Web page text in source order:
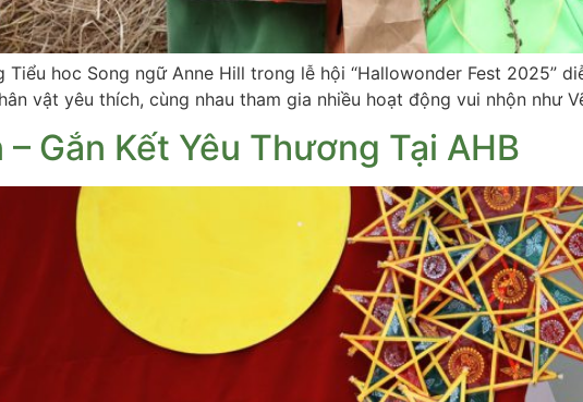
hoc Song ngữ Anne Hill trong lễ hội “Hallowonder Fest 2025”
vật yêu thích, cùng nhau tham gia nhiều hoạt động vui nhộn như
Gắn Kết Yêu Thương Tại AHB